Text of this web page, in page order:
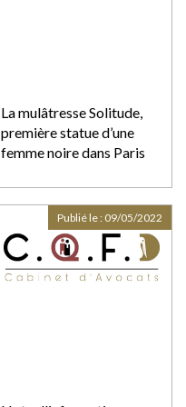
La mulâtresse Solitude,
première statue d’une
femme noire dans Paris
Publié le : 09/05/2022